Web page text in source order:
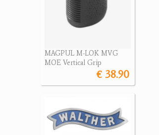
MAGPUL M-LOK MVG
MOE Vertical Grip
€ 38.90